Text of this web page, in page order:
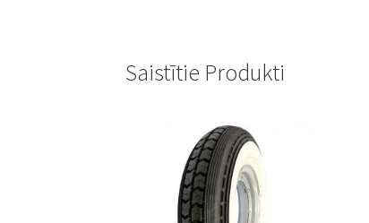
Saistītie Produkti